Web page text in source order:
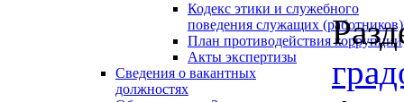
Кодекс этики и служебного
поведения служащих (работников)
План противодействия коррупции
Акты экспертизы
Сведения о вакантных
должностях